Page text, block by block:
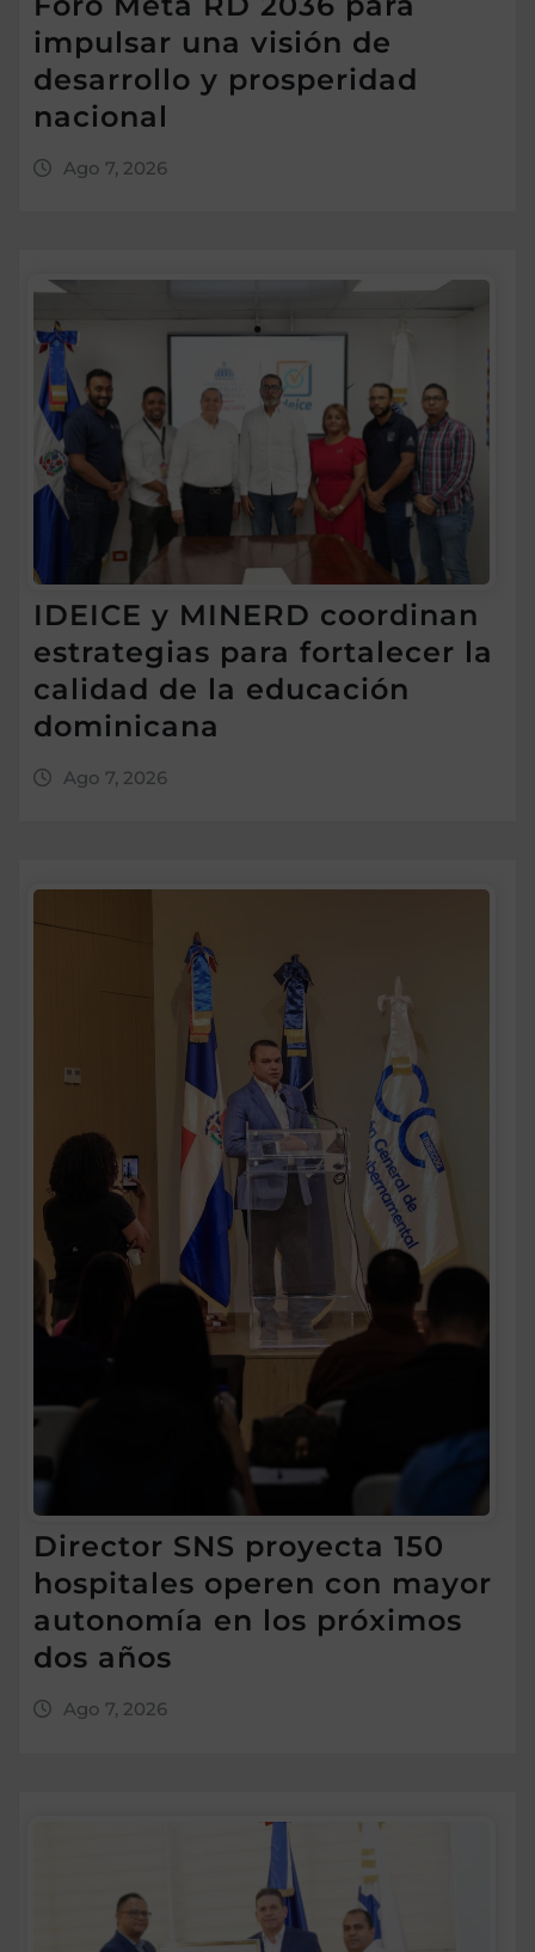
impulsar una visión de
desarrollo y prosperidad
nacional
Ago 7, 2026
IDEICE y MINERD coordinan
estrategias para fortalecer la
calidad de la educación
dominicana
Ago 7, 2026
Director SNS proyecta 150
hospitales operen con mayor
autonomía en los próximos
dos años
Ago 7, 2026